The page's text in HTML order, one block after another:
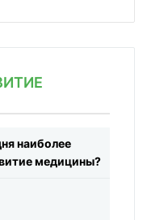
наиболее
медицины?